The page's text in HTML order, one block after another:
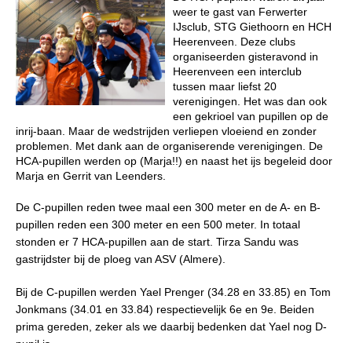
weer te gast van Ferwerter
IJsclub, STG Giethoorn en HCH
Heerenveen. Deze clubs
organiseerden gisteravond in
Heerenveen een interclub
tussen maar liefst 20
verenigingen. Het was dan ook
een gekrioel van pupillen op de
inrij-baan. Maar de wedstrijden verliepen vloeiend en zonder
problemen. Met dank aan de organiserende verenigingen. De
HCA-pupillen werden op (Marja!!) en naast het ijs begeleid door
Marja en Gerrit van Leenders.
De C-pupillen reden twee maal een 300 meter en de A- en B-
pupillen reden een 300 meter en een 500 meter. In totaal
stonden er 7 HCA-pupillen aan de start. Tirza Sandu was
gastrijdster bij de ploeg van ASV (Almere).
Bij de C-pupillen werden Yael Prenger (34.28 en 33.85) en Tom
Jonkmans (34.01 en 33.84) respectievelijk 6e en 9e. Beiden
prima gereden, zeker als we daarbij bedenken dat Yael nog D-